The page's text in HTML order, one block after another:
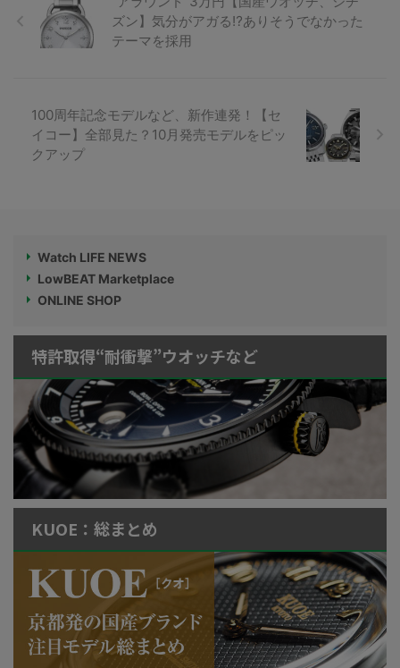
ズン】気分がアガる⁉ありそうでなかった
テーマを採用
100周年記念モデルなど、新作連発！【セ
イコー】全部見た？10月発売モデルをピッ
クアップ
Watch LIFE NEWS
LowBEAT Marketplace
ONLINE SHOP
特許取得“耐衝撃”ウオッチなど
KUOE：総まとめ